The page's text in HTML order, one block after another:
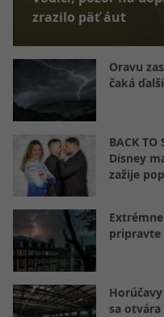
zrazilo päť áut
Oravu
čaká
BACK
Disney
zažije
pripravte
sa